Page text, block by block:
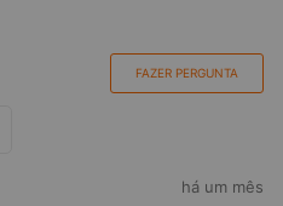
FAZER PERGUNTA
há um mês